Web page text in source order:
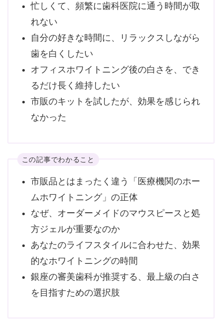
忙しくて、頻繁に歯科医院に通う時間が取
れない
自分の好きな時間に、リラックスしながら
歯を白くしたい
オフィスホワイトニング後の白さを、でき
るだけ長く維持したい
市販のキットを試したが、効果を感じられ
なかった
この記事でわかること
市販品とはまったく違う「医療機関のホー
ムホワイトニング」の正体
なぜ、オーダーメイドのマウスピースと処
方ジェルが重要なのか
あなたのライフスタイルに合わせた、効果
的なホワイトニングの時間
銀座の審美歯科が推奨する、最上級の白さ
を目指すための選択肢